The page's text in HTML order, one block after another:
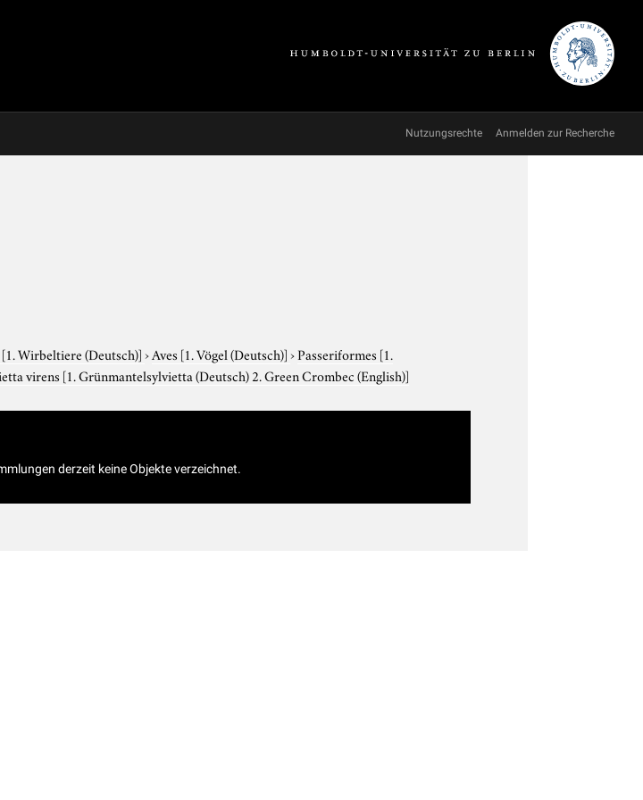
Nutzungsrechte Anmelden zur Recherche
[1. Wirbeltiere (Deutsch)]›Aves [1. Vögel (Deutsch)]›Passeriformes [1.
virens [1. Grünmantelsylvietta (Deutsch) 2. Green Crombec (English)]
derzeit keine Objekte verzeichnet.